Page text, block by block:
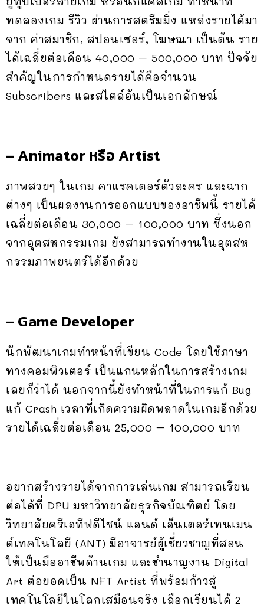
ทดลองเกม รีวิว ผ่านการสตรีมมิ่ง แหล่งรายได้มา
จาก ค่าสมาชิก, สปอนเซอร์, โฆษณา เป็นต้น ราย
ได้เฉลี่ยต่อเดือน 40,000 – 500,000 บาท ปัจจัย
สำคัญในการกำหนดรายได้คือจำนวน
Subscribers และสไตล์อันเป็นเอกลักษณ์
– Animator หรือ Artist
ภาพสวยๆ ในเกม คาแรคเตอร์ตัวละคร และฉาก
ต่างๆ เป็นผลงานการออกแบบของอาชีพนี้ รายได้
เฉลี่ยต่อเดือน 30,000 – 100,000 บาท ซึ่งนอก
จากอุตสหกรรมเกม ยังสามารถทำงานในอุตสห
กรรมภาพยนตร์ได้อีกด้วย
– Game Developer
นักพัฒนาเกมทำหน้าที่เขียน Code โดยใช้ภาษา
ทางคอมพิวเตอร์ เป็นแกนหลักในการสร้างเกม
เลยก็ว่าได้ นอกจากนี้ยังทำหน้าที่ในการแก้ Bug
แก้ Crash เวลาที่เกิดความผิดพลาดในเกมอีกด้วย
รายได้เฉลี่ยต่อเดือน 25,000 – 100,000 บาท
อยากสร้างรายได้จากการเล่นเกม สามารถเรียน
ต่อได้ที่ DPU มหาวิทยาลัยธุรกิจบัณฑิตย์ โดย
วิทยาลัยครีเอทีฟดีไซน์ แอนด์ เอ็นเตอร์เทนเมน
ต์เทคโนโลยี (ANT) มีอาจารย์ผู้เชี่ยวชาญที่สอน
ให้เป็นมืออาชีพด้านเกม และชำนาญงาน Digital
Art ต่อยอดเป็น NFT Artist ที่พร้อมก้าวสู่
เทคโนโลยีในโลกเสมือนจริง เลือกเรียนได้ 2